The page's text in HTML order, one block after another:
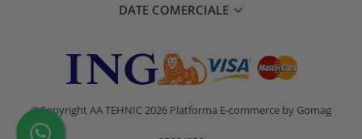
DATE COMERCIALE
©Copyright AA TEHNIC 2026 Platforma E-commerce by Gomag